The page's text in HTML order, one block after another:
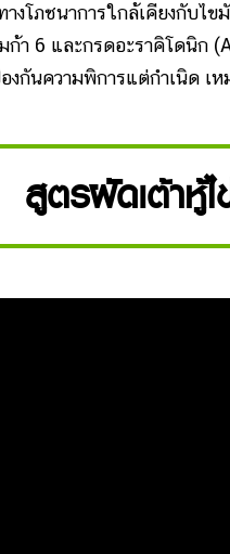
โภชนาการใกล้เคียงกับไข
า 6 และกรดอะราคิโดนิก
งกันความพิการแต่กำเนิด เ
สูตรผัดเต้าหู้